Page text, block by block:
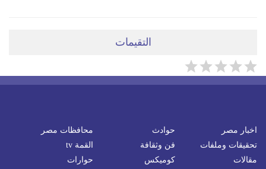
التقيمات
اخبار مصر حوادث
محافظات مصر
تحقيقات وملفات
فن وثقافة
القمة tv
مقالات
كوميكس
حوارات